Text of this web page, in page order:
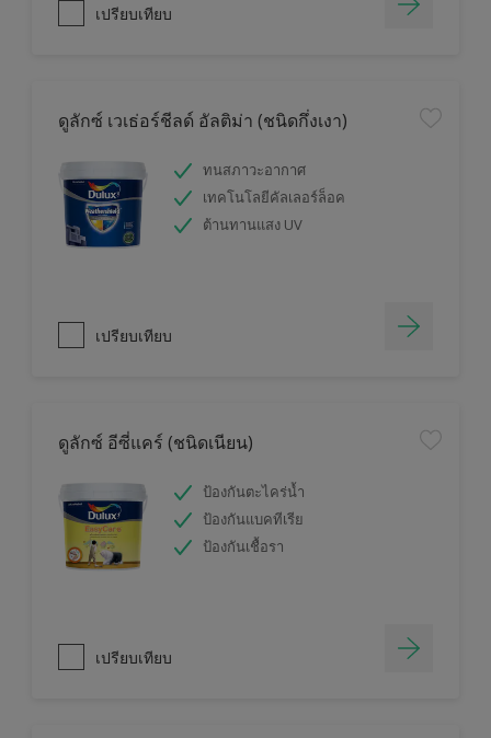
เปรียบเทียบ
ดูลักซ์ เวเธ่อร์ชีลด์ อัลติม่า (ชนิดกึ่งเงา)
ทนสภาวะอากาศ
เทคโนโลยีคัลเลอร์ล็อค
ต้านทานแสง UV
เปรียบเทียบ
ดูลักซ์ อีซี่แคร์ (ชนิดเนียน)
ป้องกันตะไคร่น้ำ
ป้องกันแบคทีเรีย
ป้องกันเชื้อรา
เปรียบเทียบ